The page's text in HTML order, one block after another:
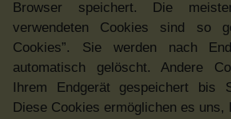
Browser speichert. Die
verwendeten Cookies sind so
Cookies”. Sie werden nach
automatisch gelöscht. Andere
Ihrem Endgerät gespeichert bis
Diese Cookies ermöglichen es uns,